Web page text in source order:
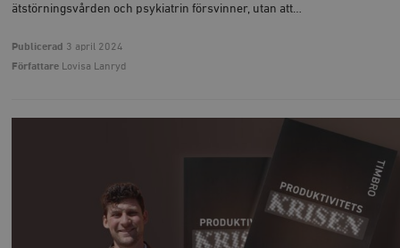
ätstörningsvården och psykiatrin försvinner, utan att…
Publicerad 3 april 2024
Författare Lovisa Lanryd